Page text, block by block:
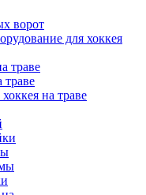
ворот
для хоккея
траве
траве
на траве